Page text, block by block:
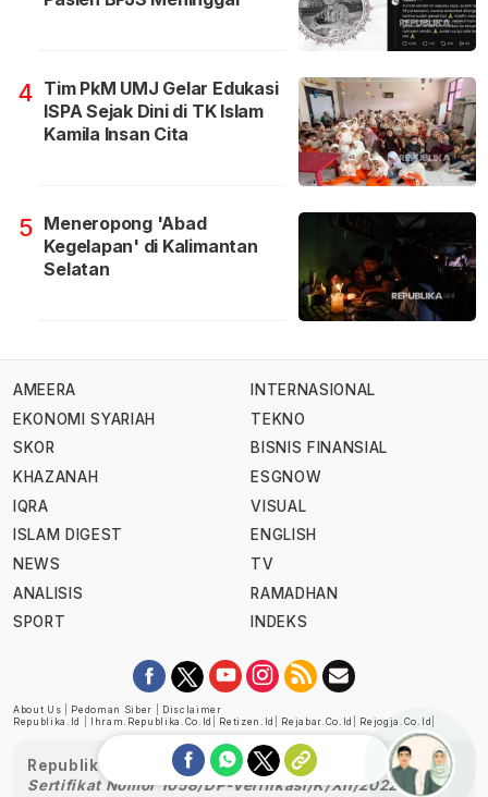
4 Tim PkM UMJ Gelar Edukasi
ISPA Sejak Dini di TK Islam
Kamila Insan Cita
5 Meneropong 'Abad
Kegelapan' di Kalimantan
Selatan
AMEERA
EKONOMI SYARIAH
SKOR
KHAZANAH
IQRA
ISLAM DIGEST
NEWS
ANALISIS
SPORT
INTERNASIONAL
TEKNO
BISNIS FINANSIAL
ESGNOW
VISUAL
ENGLISH
TV
RAMADHAN
INDEKS
About Us Pedoman Siber
Disclaimer
Republika.id
Ihram.republika.co.id Retizen.id Rejabar.co.id Rejogja.co.id
Republika telah diverifikasi oleh Dewan Pers
Sertifikat Nomor 1058/DP-Verifikasi/K/XII/2022